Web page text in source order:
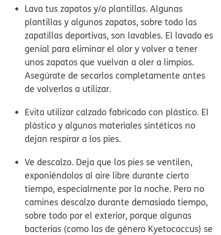
Lava tus zapatos y/o plantillas. Algunas
plantillas y algunos zapatos, sobre todo las
zapatillas deportivas, son lavables. El lavado es
genial para eliminar el olor y volver a tener
unos zapatos que vuelvan a oler a limpios.
Asegúrate de secarlos completamente antes
de volverlos a utilizar.
Evita utilizar calzado fabricado con plástico. El
plástico y algunos materiales sintéticos no
dejan respirar a los pies.
Ve descalzo. Deja que los pies se ventilen,
exponiéndolos al aire libre durante cierto
tiempo, especialmente por la noche. Pero no
camines descalzo durante demasiado tiempo,
sobre todo por el exterior, porque algunas
bacterias (como las de género Kyetococcus) se